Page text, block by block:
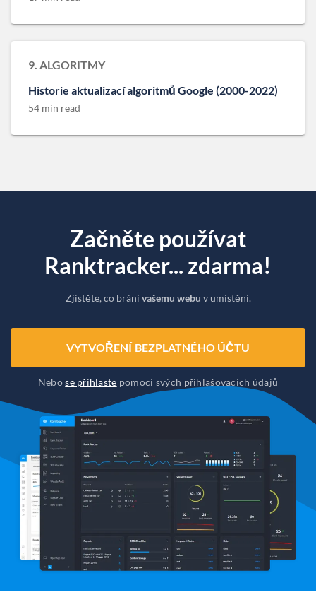
9. ALGORITMY
Historie aktualizací algoritmů Google (2000-2022)
54 min read
Začněte používat
Ranktracker... zdarma!
Zjistěte, co bránívašemu webu v umístění.
VYTVOŘENÍ BEZPLATNÉHO ÚČTU
Nebose přihlaste pomocí svých přihlašovacích údajů